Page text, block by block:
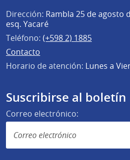
Dirección: Rambla 25 de agosto
esq. Yacaré
Teléfono: (+598 2) 1885
Contacto
Horario de atención: Lunes a
Suscribirse al boletín
Correo electrónico: